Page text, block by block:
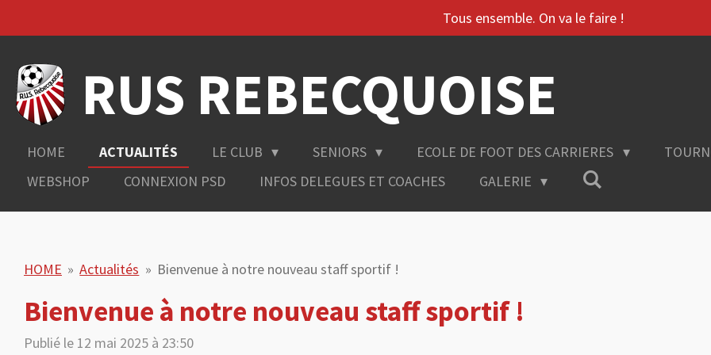
au
contenu
principal
Tous ensemble. On va le faire !
RUS REBECQUOISE
HOME ACTUALITÉS LE CLUB SENIORS ECOLE DE FOOT DES CARRIERES
WEBSHOP
CONNEXION PSD INFOS DELEGUES ET COACHES GALERIE
HOME » Actualités » Bienvenue à notre nouveau staff sportif !
Bienvenue à notre nouveau staff sportif !
Publié le 12 mai 2025 à 23:50